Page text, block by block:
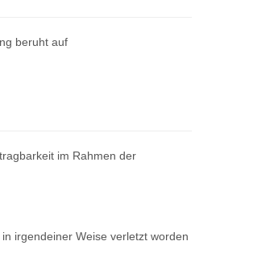
beruht auf
im Rahmen der
irgendeiner Weise verletzt worden